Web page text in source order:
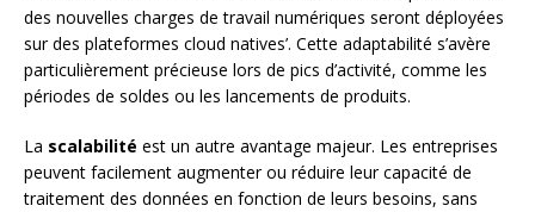
des nouvelles charges de travail numériques seront déployées
sur des plateformes cloud natives’. Cette adaptabilité s’avère
particulièrement précieuse lors de pics d’activité, comme les
périodes de soldes ou les lancements de produits.
La scalabilité est un autre avantage majeur. Les entreprises
peuvent facilement augmenter ou réduire leur capacité de
traitement des données en fonction de leurs besoins, sans